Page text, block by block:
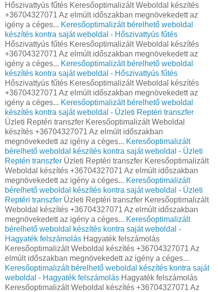
Hőszivattyús fűtés Keresőoptimalizált Weboldal készítés
+36704327071 Az elmúlt időszakban megnövekedett az
igény a céges... Keresőoptimalizált bérelhető weboldal
készítés kontra saját weboldal - Hőszivattyús fűtés
Hőszivattyús fűtés Keresőoptimalizált Weboldal készítés
+36704327071 Az elmúlt időszakban megnövekedett az
igény a céges... Keresőoptimalizált bérelhető weboldal
készítés kontra saját weboldal - Hőszivattyús fűtés
Hőszivattyús fűtés Keresőoptimalizált Weboldal készítés
+36704327071 Az elmúlt időszakban megnövekedett az
igény a céges... Keresőoptimalizált bérelhető weboldal
készítés kontra saját weboldal - Üzleti Reptéri transzfer
Üzleti Reptéri transzfer Keresőoptimalizált Weboldal
készítés +36704327071 Az elmúlt időszakban
megnövekedett az igény a céges... Keresőoptimalizált
bérelhető weboldal készítés kontra saját weboldal - Üzleti
Reptéri transzfer Üzleti Reptéri transzfer Keresőoptimalizált
Weboldal készítés +36704327071 Az elmúlt időszakban
megnövekedett az igény a céges... Keresőoptimalizált
bérelhető weboldal készítés kontra saját weboldal - Üzleti
Reptéri transzfer Üzleti Reptéri transzfer Keresőoptimalizált
Weboldal készítés +36704327071 Az elmúlt időszakban
megnövekedett az igény a céges... Keresőoptimalizált
bérelhető weboldal készítés kontra saját weboldal -
Hagyaték felszámolás Hagyaték felszámolás
Keresőoptimalizált Weboldal készítés +36704327071 Az
elmúlt időszakban megnövekedett az igény a céges...
Keresőoptimalizált bérelhető weboldal készítés kontra saját
weboldal - Hagyaték felszámolás Hagyaték felszámolás
Keresőoptimalizált Weboldal készítés +36704327071 Az